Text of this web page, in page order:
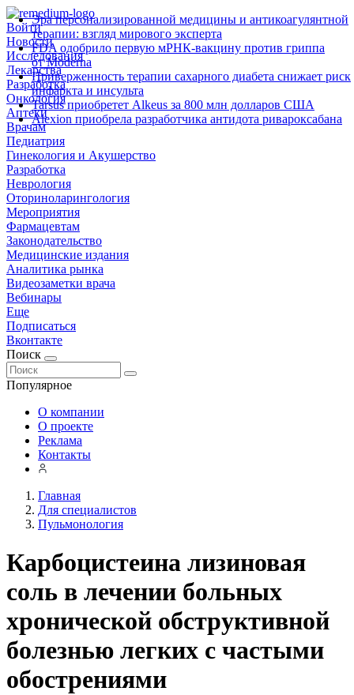
Войти
Новости
Исследования
Лекарства
Разработка
Онкология
Аптеки
Врачам
Педиатрия
Гинекология и Акушерство
Разработка
Неврология
Оториноларингология
Мероприятия
Фармацевтам
Законодательство
Медицинские издания
Аналитика рынка
Видеозаметки врача
Вебинары
Еще
Подписаться
Вконтакте
Поиск
Популярное
Эра персонализированной медицины и антикоагулянтной
терапии: взгляд мирового эксперта
FDA одобрило первую мРНК‑вакцину против гриппа
от Moderna
Приверженность терапии сахарного диабета снижает риск
инфаркта и инсульта
Tarsus приобретет Alkeus за 800 млн долларов США
Alexion приобрела разработчика антидота ривароксабана
О компании
О проекте
Реклама
Контакты
Главная
Для специалистов
Пульмонология
Карбоцистеина лизиновая
соль в лечении больных
хронической обструктивной
болезнью легких с частыми
обострениями